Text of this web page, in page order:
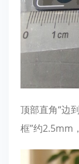
顶部直角“边
框”约2.5mm